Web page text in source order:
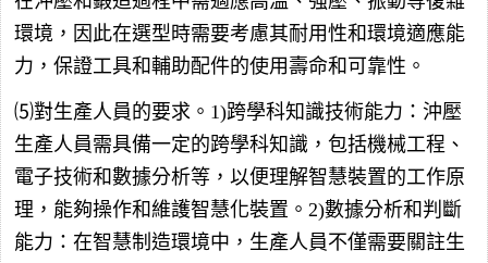
環境，因此在選型時需要考慮其耐用性和環境適應能
力，保證工具和輔助配件的使用壽命和可靠性。
⑸對生產人員的要求。1)跨學科知識技術能力：沖壓
生產人員需具備一定的跨學科知識，包括機械工程、
電子技術和數據分析等，以便理解智慧裝置的工作原
理，能夠操作和維護智慧化裝置。2)數據分析和判斷
能力：在智慧制造環境中，生產人員不僅需要關註生